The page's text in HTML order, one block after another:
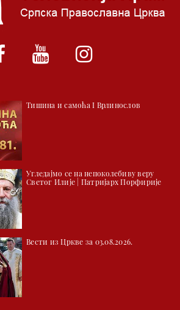
на сваки пун сат
Тишина и самоћа I Врлинослов
Угледајмо се на непоколебиву веру
Светог Илије | Патријарх Порфирије
Вести из Цркве за 03.08.2026.